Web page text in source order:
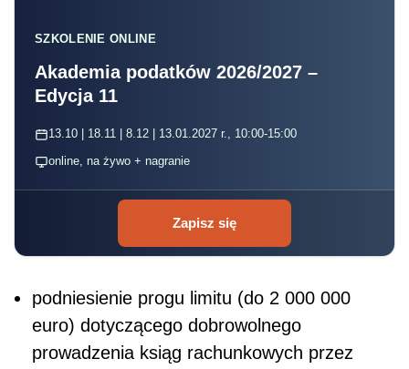
SZKOLENIE ONLINE
Akademia podatków 2026/2027 –
Edycja 11
13.10 | 18.11 | 8.12 | 13.01.2027 r., 10:00-15:00
online, na żywo + nagranie
Zapisz się
podniesienie progu limitu (do 2 000 000
euro) dotyczącego dobrowolnego
prowadzenia ksiąg rachunkowych przez